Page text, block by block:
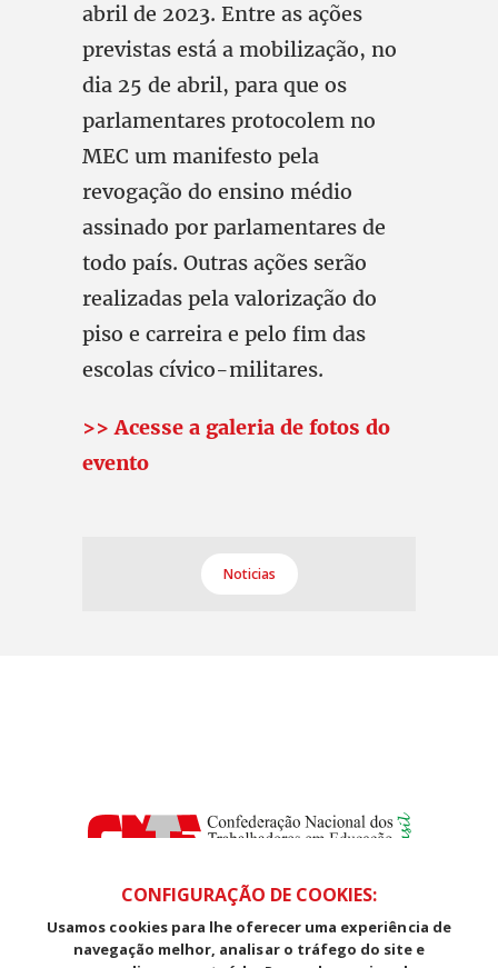
abril de 2023. Entre as ações
previstas está a mobilização, no
dia 25 de abril, para que os
parlamentares protocolem no
MEC um manifesto pela
revogação do ensino médio
assinado por parlamentares de
todo país. Outras ações serão
realizadas pela valorização do
piso e carreira e pelo fim das
escolas cívico-militares.
>> Acesse a galeria de fotos do
evento
Noticias
SDS, Edifício Venâncio III, Salas 101/106
CEP: 70393-902 - Brasília - DF
CONFIGURAÇÃO DE COOKIES:
Usamos cookies para lhe oferecer uma experiência de
navegação melhor, analisar o tráfego do site e